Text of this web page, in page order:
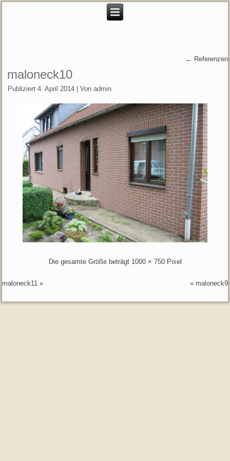
← Referenzen
maloneck10
Publiziert 4. April 2014 |Von admin
Die gesamte Größe beträgt 1000 × 750Pixel
maloneck11 » « maloneck9